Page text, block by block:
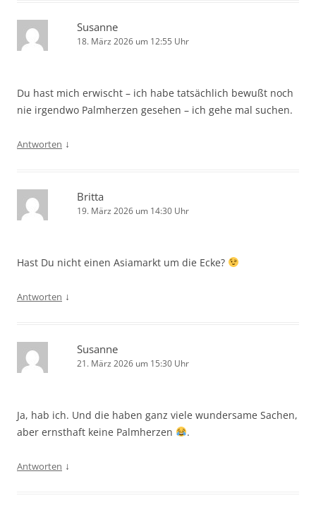
Susanne
18. März 2026 um 12:55 Uhr
Du hast mich erwischt – ich habe tatsächlich bewußt noch
nie irgendwo Palmherzen gesehen – ich gehe mal suchen.
Antworten ↓
Britta
19. März 2026 um 14:30 Uhr
Hast Du nicht einen Asiamarkt um die Ecke?
Antworten ↓
Susanne
21. März 2026 um 15:30 Uhr
Ja, hab ich. Und die haben ganz viele wundersame Sachen,
aber ernsthaft keine Palmherzen
.
Antworten ↓